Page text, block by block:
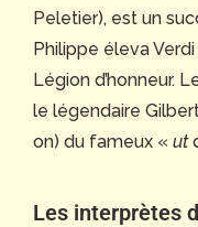
Peletier), est un
Philippe éleva
Légion d’honneur.
le légendaire
on) du fameux « ut
Les interprètes